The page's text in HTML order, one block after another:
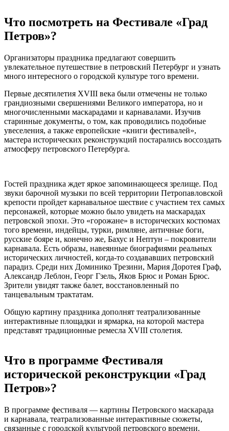
Что посмотреть на Фестивале «Град
Петров»?
Организаторы праздника предлагают совершить
увлекательное путешествие в петровский Петербург и узнать
много интересного о городской культуре того времени.
Первые десятилетия ХVIII века были отмечены не только
грандиозными свершениями Великого императора, но и
многочисленными маскарадами и карнавалами. Изучив
старинные документы, о том, как проводились подобные
увеселения, а также европейские «книги фестивалей»,
мастера исторических реконструкций постарались воссоздать
атмосферу петровского Петербурга.
Гостей праздника ждет яркое запоминающееся зрелище. Под
звуки барочной музыки по всей территории Петропавловской
крепости пройдет карнавальное шествие с участием тех самых
персонажей, которые можно было увидеть на маскарадах
петровской эпохи. Это «горожане» в исторических костюмах
того времени, индейцы, турки, римляне, античные боги,
русские бояре и, конечно же, Бахус и Нептун – покровители
карнавала. Есть образы, навеянные биографиями реальных
исторических личностей, когда-то создававших петровский
парадиз. Среди них Доминико Трезини, Мария Доротея Граф,
Александр Леблон, Георг Гзель, Яков Брюс и Роман Брюс.
Зрители увидят также балет, восстановленный по
танцевальным трактатам.
Общую картину праздника дополнят театрализованные
интерактивные площадки и ярмарка, на которой мастера
представят традиционные ремесла XVIII столетия.
Что в программе Фестиваля
исторической реконструкции «Град
Петров»?
В программе фестиваля — картины Петровского маскарада
и карнавала, театрализованные интерактивные сюжеты,
связанные с городской культурой петровского времени.